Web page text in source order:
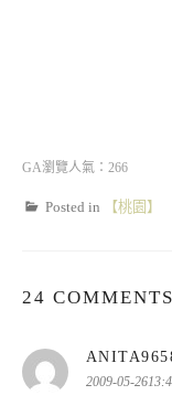
GA瀏覽人氣：266
Posted in 【桃園】
24 COMMENTS
2009-05-